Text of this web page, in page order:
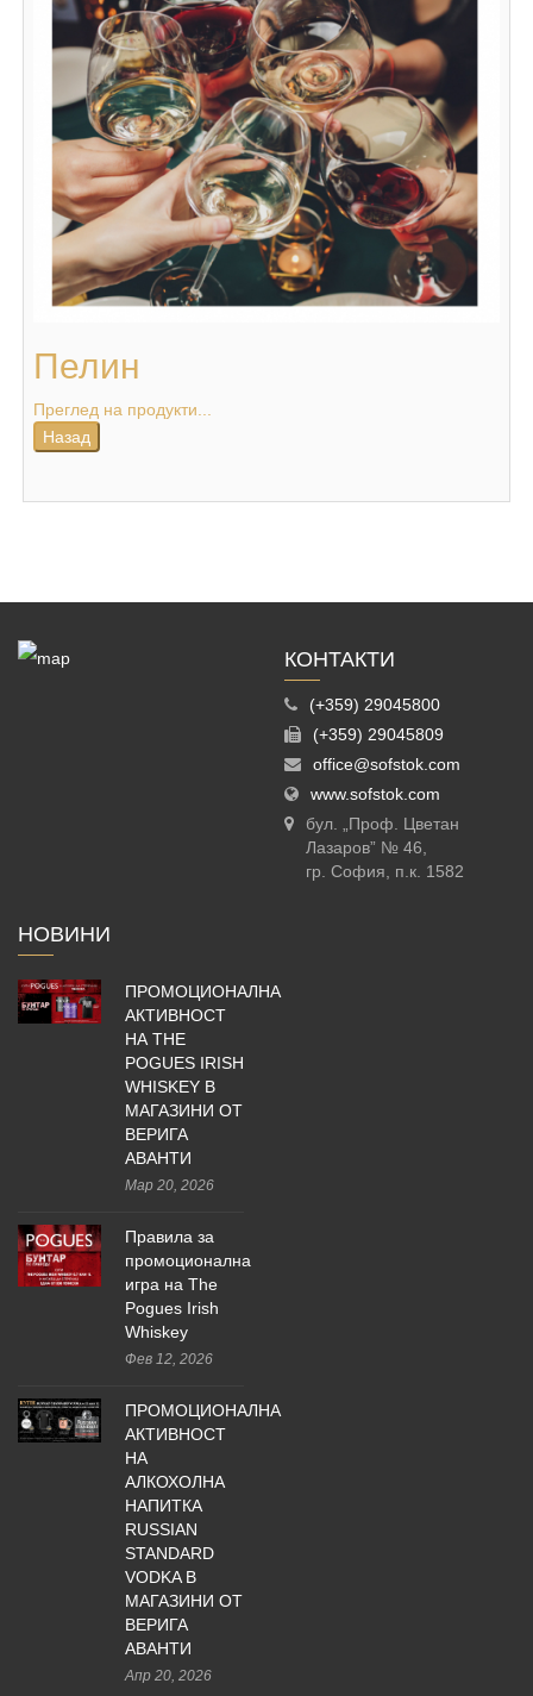
Пелин
Преглед на продукти...
КОНТАКТИ
(+359) 29045800
(+359) 29045809
office@sofstok.com
www.sofstok.com
бул. „Проф. Цветан
Лазаров” № 46,
гр. София, п.к. 1582
НОВИНИ
ПРОМОЦИОНАЛНА
АКТИВНОСТ
НА THE
POGUES IRISH
WHISKEY В
МАГАЗИНИ ОТ
ВЕРИГА
АВАНТИ
Мар 20, 2026
Правила за
промоционална
игра на The
Pogues Irish
Whiskey
Фев 12, 2026
ПРОМОЦИОНАЛНА
АКТИВНОСТ
НА
АЛКОХОЛНА
НАПИТКА
RUSSIAN
STANDARD
VODKA В
МАГАЗИНИ ОТ
ВЕРИГА
АВАНТИ
Апр 20, 2026